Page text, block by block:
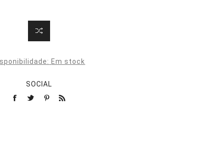
Em stock
SOCIAL